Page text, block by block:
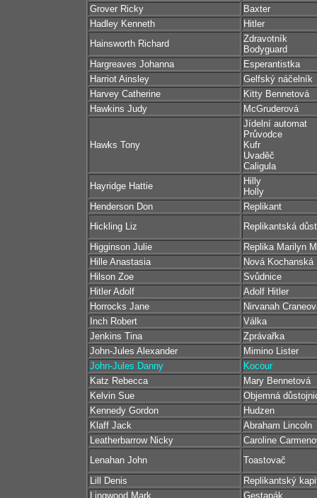
Grover Ricky
Baxter
Hadley Kenneth
Hitler
Hainsworth Richard
Zdravotník
Bodyguard
Hargreaves Johanna
Esperantistka
Harriot Ainsley
Gelfský náčelník
Harvey Catherine
Kitty Bennetová
Hawkins Judy
McGruderová
Hawks Tony
Jídelní automat
Průvodce
Kufr
Uvaděč
Caligula
Hayridge Hattie
Hilly
Holly
Henderson Don
Replikant
Hickling Liz
Replikantská
Higginson Julie
Replika Marilyn
Hille Anastasia
Nová Kochanská
Hilson Zoe
Svůdnice
Hitler Adolf
Adolf Hitler
Horrocks Jane
Nirvanah
Inch Robert
Válka
Jenkins Tina
Zprávařka
John-Jules Alexander
Mimino Lister
John-Jules Danny
Kocour
Katz Rebecca
Mary Bennetová
Kelvin Sue
Objemná
Kennedy Gordon
Hudzen
Klaff Jack
Abraham Lincoln
Leatherbarrow Nicky
Caroline
Lenahan John
Toastovač
Lill Denis
Replikantský
Lingwood Mark
Gestapák